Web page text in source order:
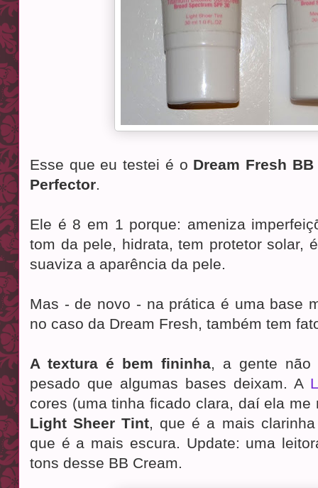
Esse que eu testei é o Dream Fresh
Perfector
Ele é 8 em 1 porque: ameniza
tom da pele, hidrata, tem protetor solar,
suaviza a aparência da pele.
Mas - de novo - na prática é uma base
no caso da Dream Fresh, também tem
A textura é bem fininha , a gente
pesado que algumas bases deixam. A
cores (uma tinha ficado clara, daí ela
Light Sheer Tint , que é a mais
que é a mais escura. Update: uma
tons desse BB Cream.